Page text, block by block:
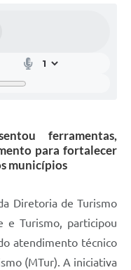
ferramentas,
para fortalecer
municípios
Diretoria de Turismo
e Turismo, participou
atendimento técnico
(MTur). A iniciativa